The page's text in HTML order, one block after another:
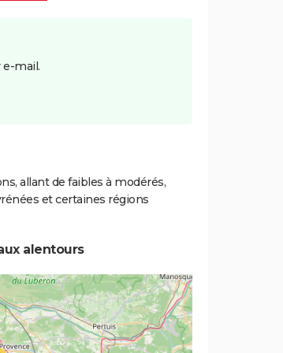
mail.
allant de faibles à modérés,
et certaines régions
alentours